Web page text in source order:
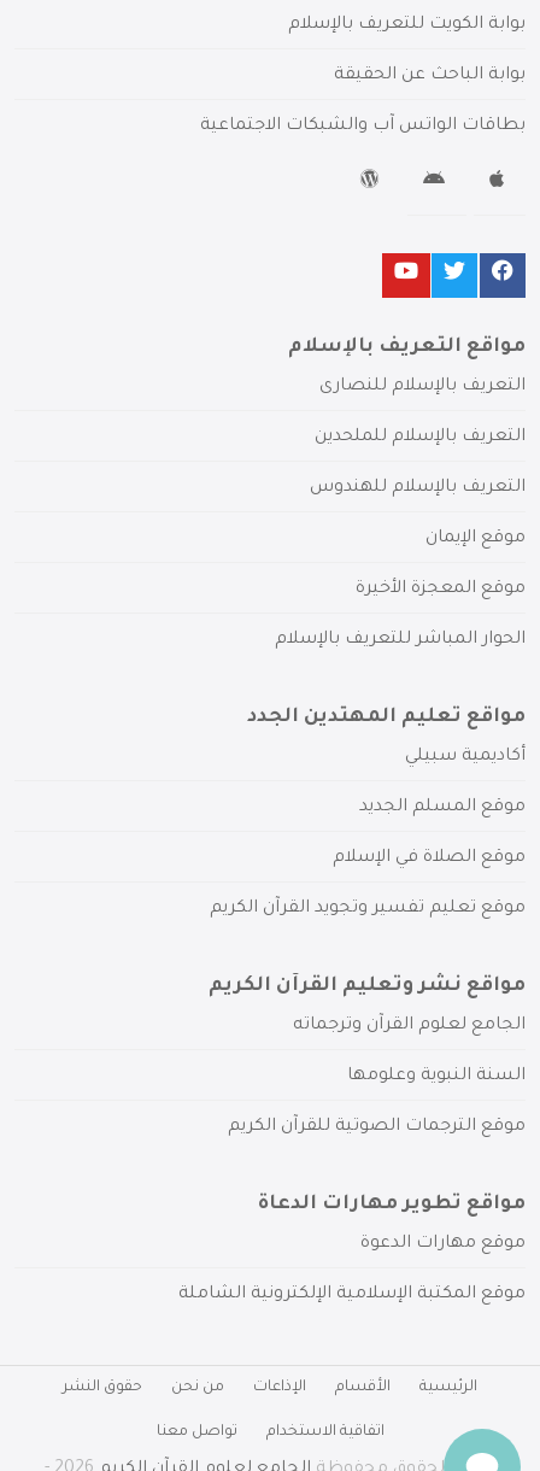
بوابة الكويت للتعريف بالإسلام
بوابة الباحث عن الحقيقة
بطاقات الواتس آب والشبكات الاجتماعية
مواقع التعريف بالإسلام
التعريف بالإسلام للنصارى
التعريف بالإسلام للملحدين
التعريف بالإسلام للهندوس
موقع الإيمان
موقع المعجزة الأخيرة
الحوار المباشر للتعريف بالإسلام
مواقع تعليم المهتدين الجدد
أكاديمية سبيلي
موقع المسلم الجديد
موقع الصلاة في الإسلام
موقع تعليم تفسير وتجويد القرآن الكريم
مواقع نشر وتعليم القرآن الكريم
الجامع لعلوم القرآن وترجماته
السنة النبوية وعلومها
موقع الترجمات الصوتية للقرآن الكريم
مواقع تطوير مهارات الدعاة
موقع مهارات الدعوة
موقع المكتبة الإسلامية الإلكترونية الشاملة
الرئيسية الأقسام الإذاعات من نحن حقوق النشر
اتفاقية الاستخدام تواصل معنا